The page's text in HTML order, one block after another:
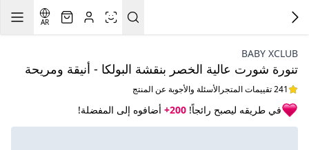
AR
BABY XCLUB
تنورة شورت عالية الخصر بنقشة البولكا - أنيقة ومريحة
241 تقييمات المتجر الأسئلة والأجوبة عن المنتج
في طريقه ليصبح رائجاً! 200+ أضافوه إلى المفضلة!